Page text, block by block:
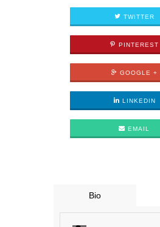
TWITTER
PINTEREST
GOOGLE +
LINKEDIN
EMAIL
Bio